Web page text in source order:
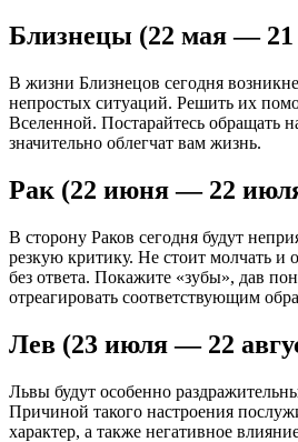
Близнецы (22 мая —
В жизни Близнецов сегодня
непростых ситуаций. Решить их
Вселенной. Постарайтесь обращать
значительно облегчат вам жизнь.
Рак (22 июня — 22
В сторону Раков сегодня будут
резкую критику. Не стоит молчать и
без ответа. Покажите «зубы», дав
отреагировать соответствующим
Лев (23 июля — 22
Львы будут особенно
Причиной такого настроения
характер, а также негативное